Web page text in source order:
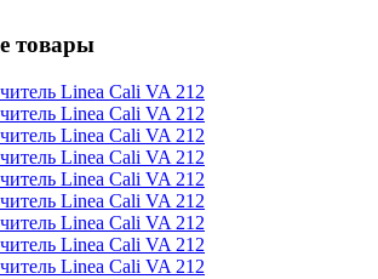
товары